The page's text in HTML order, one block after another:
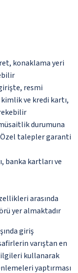
konaklama yeri
resmi
ve kredi kartı,
durumuna
Özel talepler garanti
banka kartları ve
arasında
yer almaktadır
giriş
varıştan en
kullanarak
yaptırması